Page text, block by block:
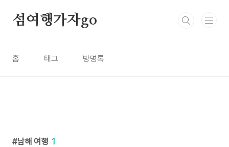
섬여행가자go
홈 태그 방명록
남해 여행 1